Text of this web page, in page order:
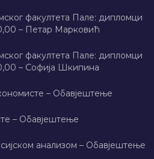
факултета Пале: дипломци
– Петар Марковић
факултета Пале: дипломци
– Софија Шкипина
– Обавјештење
– Обавјештење
анализом – Обавјештење